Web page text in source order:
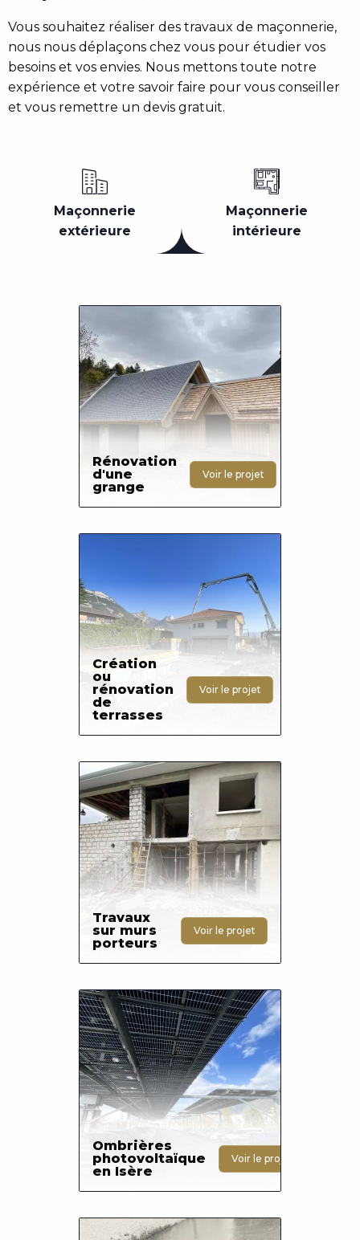
Vous souhaitez réaliser des travaux de maçonnerie,
nous nous déplaçons chez vous pour étudier vos
besoins et vos envies. Nous mettons toute notre
expérience et votre savoir faire pour vous conseiller
et vous remettre un devis gratuit.
Maçonnerie
extérieure
Maçonnerie
intérieure
Rénovation
d'une
grange
Voir le projet
Création
ou
rénovation
de
terrasses
Voir le projet
Photo
Travaux
sur murs
porteurs
Voir le projet
Photo
Ombrières
photovoltaïque
en Isère
Voir le projet